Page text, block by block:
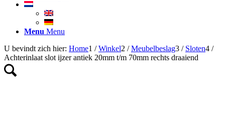
Menu Menu
U bevindt zich hier: Home1 / Winkel2 / Meubelbeslag3 / Sloten4 /
Achterinlaat slot ijzer antiek 20mm t/m 70mm rechts draaiend